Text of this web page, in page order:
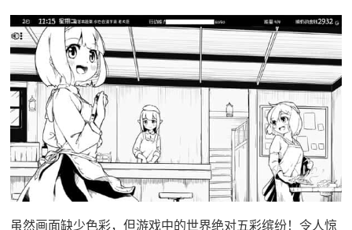
虽然画面缺少色彩，但游戏中的世界绝对五彩缤纷！令人惊